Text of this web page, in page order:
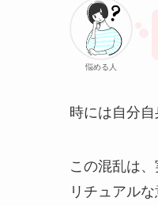
悩める人
時には自分
この混乱は
リチュアル